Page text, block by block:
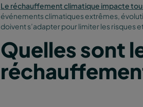
Le réchauffement climatique impacte
événements climatiques extrêmes,
doivent s’adapter pour limiter les risques
Quelles sont